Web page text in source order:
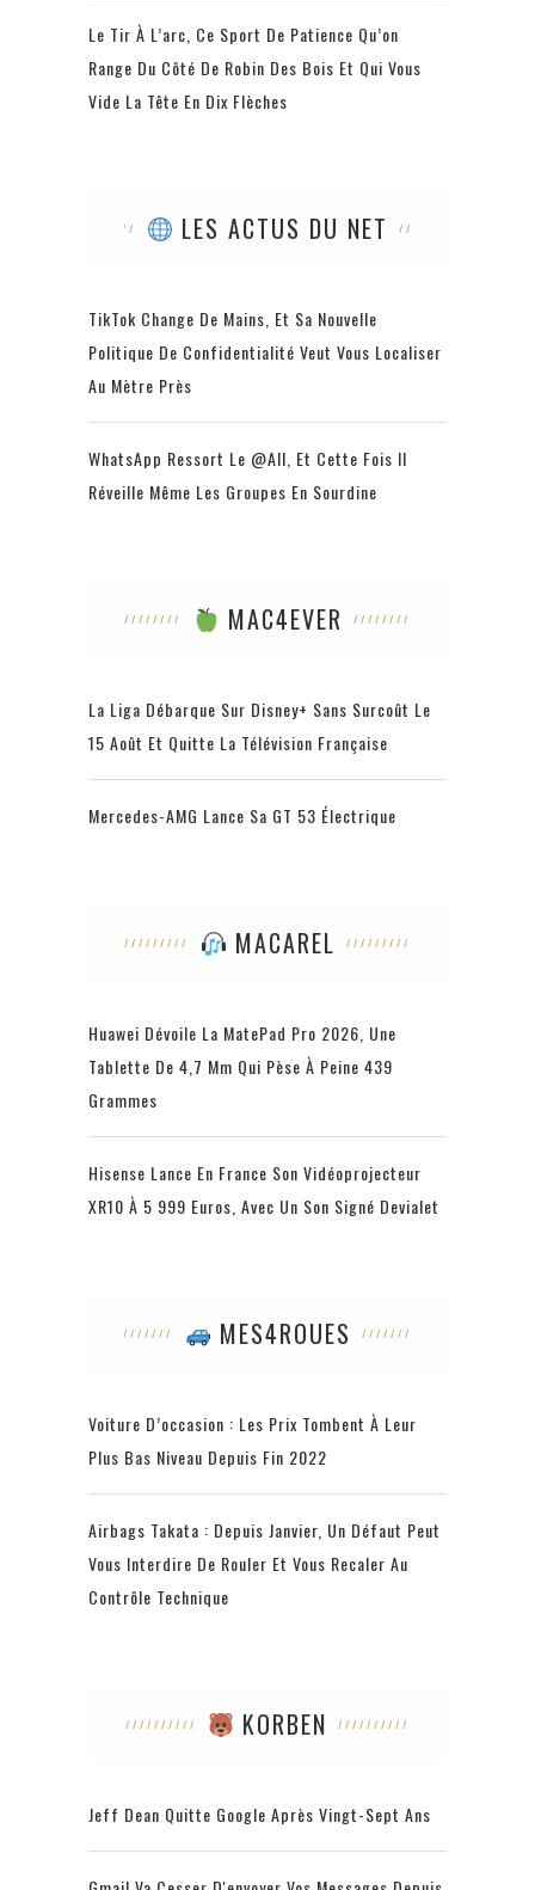
Le Tir À L’arc, Ce Sport De Patience Qu’on
Range Du Côté De Robin Des Bois Et Qui Vous
Vide La Tête En Dix Flèches
LES ACTUS DU NET
TikTok Change De Mains, Et Sa Nouvelle
Politique De Confidentialité Veut Vous Localiser
Au Mètre Près
WhatsApp Ressort Le @all, Et Cette Fois Il
Réveille Même Les Groupes En Sourdine
MAC4EVER
La Liga Débarque Sur Disney+ Sans Surcoût Le
15 Août Et Quitte La Télévision Française
Mercedes-AMG Lance Sa GT 53 Électrique
MACAREL
Huawei Dévoile La MatePad Pro 2026, Une
Tablette De 4,7 Mm Qui Pèse À Peine 439
Grammes
Hisense Lance En France Son Vidéoprojecteur
XR10 À 5 999 Euros, Avec Un Son Signé Devialet
MES4ROUES
Voiture D’occasion : Les Prix Tombent À Leur
Plus Bas Niveau Depuis Fin 2022
Airbags Takata : Depuis Janvier, Un Défaut Peut
Vous Interdire De Rouler Et Vous Recaler Au
Contrôle Technique
KORBEN
Jeff Dean Quitte Google Après Vingt-Sept Ans